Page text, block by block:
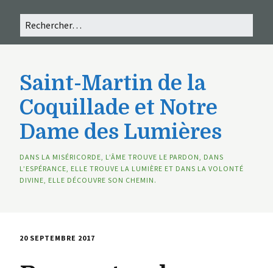
Saint-Martin de la
Coquillade et Notre
Dame des Lumières
DANS LA MISÉRICORDE, L’ÂME TROUVE LE PARDON, DANS
L’ESPÉRANCE, ELLE TROUVE LA LUMIÈRE ET DANS LA VOLONTÉ
DIVINE, ELLE DÉCOUVRE SON CHEMIN.
20 SEPTEMBRE 2017